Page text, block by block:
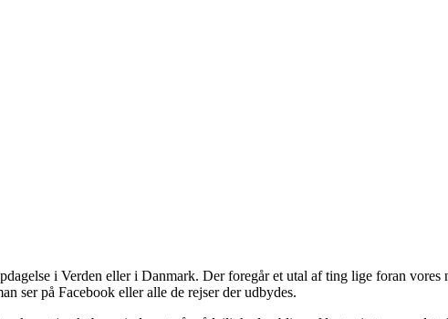
i Verden eller i Danmark. Der foregår et utal af ting lige foran
ser på Facebook eller alle de rejser der udbydes.